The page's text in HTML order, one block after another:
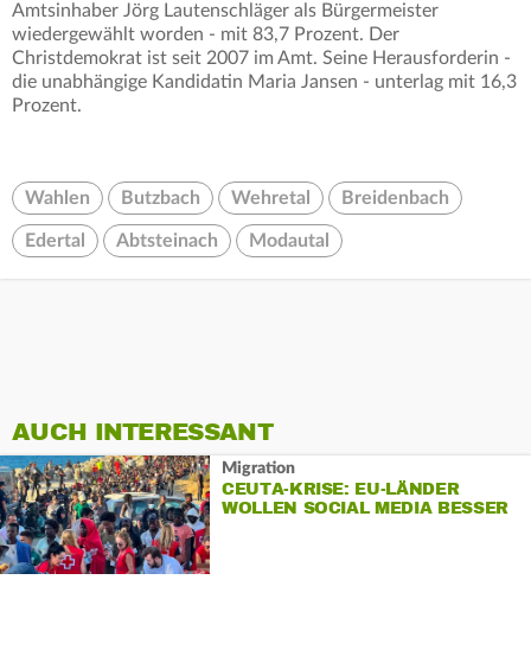
Amtsinhaber Jörg Lautenschläger als Bürgermeister
wiedergewählt worden - mit 83,7 Prozent. Der
Christdemokrat ist seit 2007 im Amt. Seine Herausforderin -
die unabhängige Kandidatin Maria Jansen - unterlag mit 16,3
Prozent.
Wahlen Butzbach Wehretal Breidenbach
Edertal Abtsteinach Modautal
AUCH INTERESSANT
Migration
CEUTA-KRISE: EU-LÄNDER
WOLLEN SOCIAL MEDIA BESSER